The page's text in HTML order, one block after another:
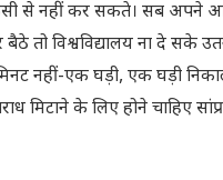
से नहीं कर सकते। सब अपने
तो विश्वविद्यालय ना दे सके
मिनट नहीं-एक घड़ी, एक घड़ी
मिटाने के लिए होने चाहिए